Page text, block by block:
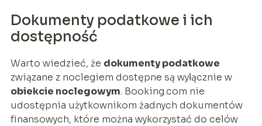
Dokumenty podatkowe i ich
dostępność
Warto wiedzieć, że dokumenty podatkowe
związane z noclegiem dostępne są wyłącznie w
obiekcie noclegowym. Booking.com nie
udostępnia użytkownikom żadnych dokumentów
finansowych, które można wykorzystać do celów